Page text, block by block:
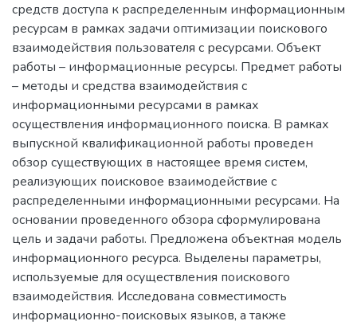
средств доступа к распределенным информационным
ресурсам в рамках задачи оптимизации поискового
взаимодействия пользователя с ресурсами. Объект
работы – информационные ресурсы. Предмет работы
– методы и средства взаимодействия с
информационными ресурсами в рамках
осуществления информационного поиска. В рамках
выпускной квалификационной работы проведен
обзор существующих в настоящее время систем,
реализующих поисковое взаимодействие с
распределенными информационными ресурсами. На
основании проведенного обзора сформулирована
цель и задачи работы. Предложена объектная модель
информационного ресурса. Выделены параметры,
используемые для осуществления поискового
взаимодействия. Исследована совместимость
информационно-поисковых языков, а также